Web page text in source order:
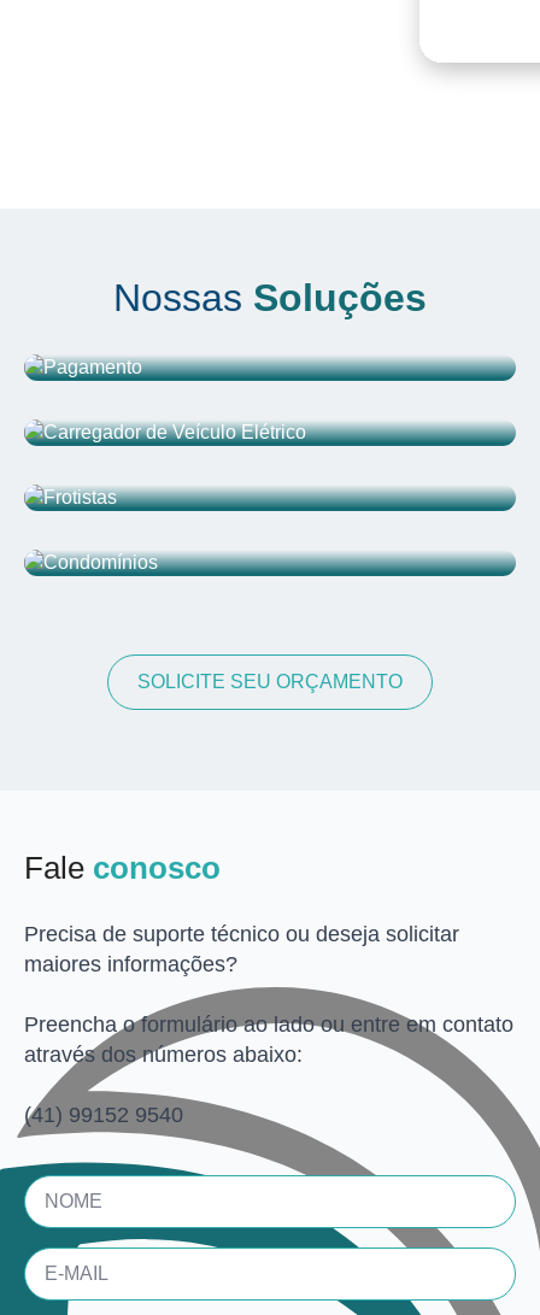
Nossas Soluções
SOLICITE SEU ORÇAMENTO
Fale conosco
Precisa de suporte técnico ou deseja solicitar
maiores informações?
Preencha o formulário ao lado ou entre em contato
através dos números abaixo:
(41) 99152 9540
Name
Email